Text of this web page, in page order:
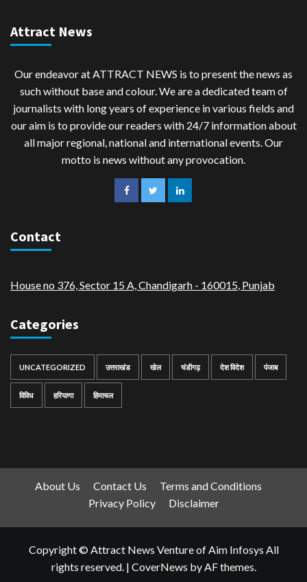
Attract News
Our endeavor at ATTRACT NEWS is to present the news as
such without base and colour. We are a dedicated team of
journalists with long years of experience in various fields and
our aim is to provide our readers with 24/7 information about
all major regional, national and international events. Our
motto is news without any provocation.
Contact
House no 376, Sector 15 A, Chandigarh - 160015, Punjab
Categories
UNCATEGORIZED उत्तराखंड खेल चंडीगढ़ देश विदेश पंजाब
विविध हरियाणा हिमाचल
About Us Contact Us
Terms and Conditions
Privacy Policy
Disclaimer
Copyright © Attract News Venture of Aim Infosys All
rights reserved. | CoverNews by AF themes.